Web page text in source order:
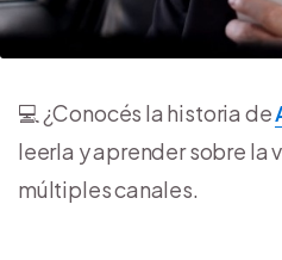
💻 ¿Conocés la historia de
leerla y aprender sobre la
múltiples canales.